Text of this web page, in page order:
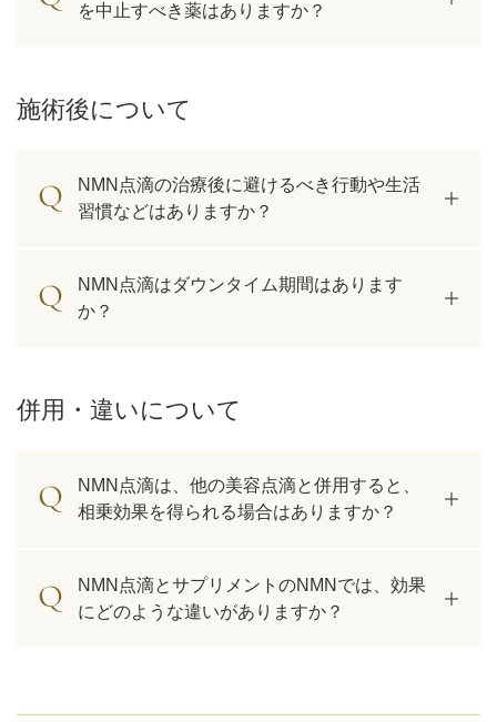
を中止すべき薬はありますか？
施術後について
NMN点滴の治療後に避けるべき行動や生活
習慣などはありますか？
NMN点滴はダウンタイム期間はあります
か？
併用・違いについて
NMN点滴は、他の美容点滴と併用すると、
相乗効果を得られる場合はありますか？
NMN点滴とサプリメントのNMNでは、効果
にどのような違いがありますか？